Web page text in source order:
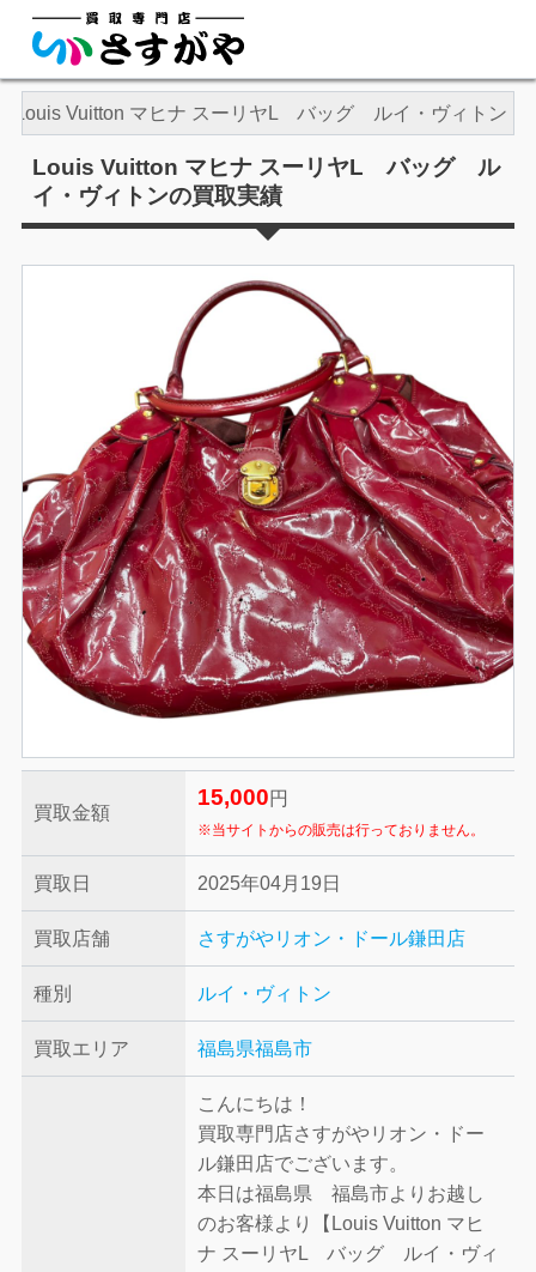
Louis Vuitton マヒナ スーリヤL バッグ ルイ・ヴィトン
Louis Vuitton マヒナ スーリヤL バッグ ル
イ・ヴィトンの買取実績
買取金額
15,000 円
※当サイトからの販売は行っておりません。
買取日 2025年04月19日
買取店舗 さすがやリオン・ドール鎌田店
種別 ルイ・ヴィトン
買取エリア 福島県福島市
こんにちは！
買取専門店さすがやリオン・ドー
ル鎌田店でございます。
本日は福島県 福島市よりお越し
のお客様より【Louis Vuitton マヒ
ナ スーリヤL バッグ ルイ・ヴィ